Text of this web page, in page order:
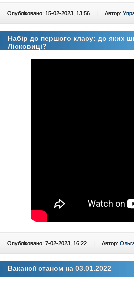
Опубліковано: 15-02-2023, 13:56 | Автор:
Набір до першого класу: до яких
Лісковиці?
Опубліковано: 7-02-2023, 16:22 | Автор:
Вакансії станом на 03.01.2022